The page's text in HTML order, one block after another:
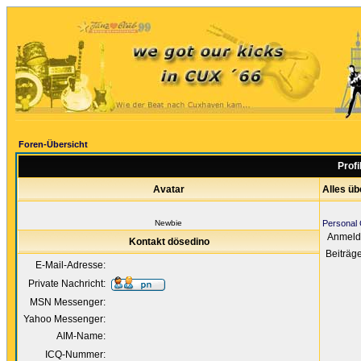
Foren-Übersicht
Avatar Alles
Newbie Personal
Kontakt dösedino
E-Mail-Adresse:
Private Nachricht:
MSN Messenger:
Yahoo Messenger:
AIM-Name:
ICQ-Nummer: